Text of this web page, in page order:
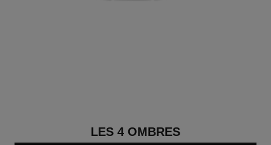
LES 4 OMBRES